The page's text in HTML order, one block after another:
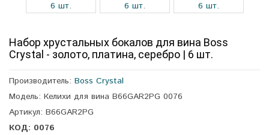
Набор хрустальных бокалов для вина Boss
Crystal - золото, платина, серебро | 6 шт.
Производитель: Boss Crystal
Модель: Келихи для вина B66GAR2PG 0076
Артикул: B66GAR2PG
КОД: 0076